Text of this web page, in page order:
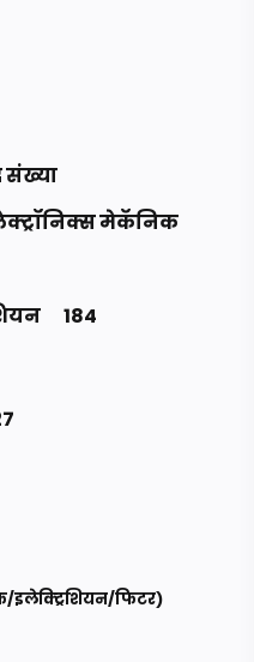
संख्या
मेकॅनिक
184
इलेक्ट्रिशियन/फिटर)